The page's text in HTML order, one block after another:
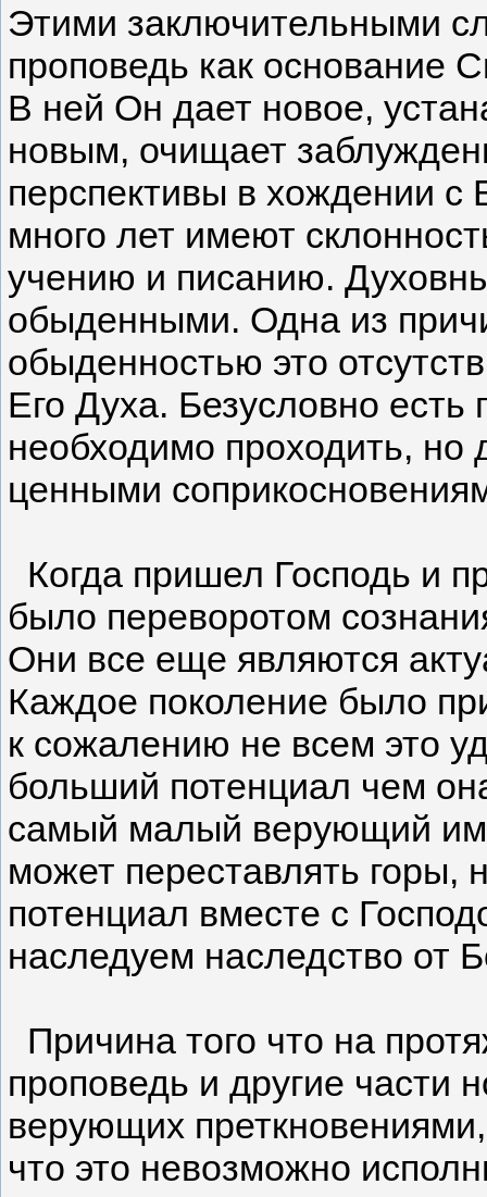
Этими заключительными
проповедь как основание
В ней Он дает новое,
новым, очищает
перспективы в хождении
много лет имеют
учению и писанию.
обыденными. Одна из
обыденностью это
Его Духа. Безусловно
необходимо проходить,
ценными
Когда пришел Господь и
было переворотом
Они все еще являются
Каждое поколение было
к сожалению не всем это
больший потенциал чем
самый малый верующий
может переставлять горы,
потенциал вместе с
наследуем наследство от
Причина того что на
проповедь и другие части
верующих
что это невозможно